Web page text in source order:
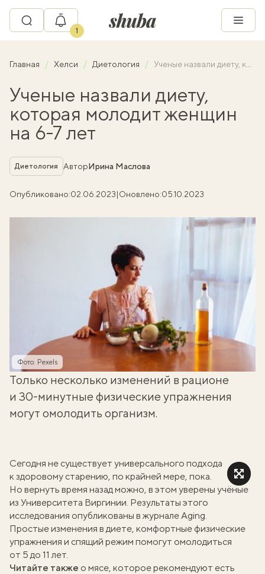
1
Главная Хелси Диетология Ученые назвали диету, которая молодит женщин на 6-7 лет
Ученые назвали диету,
которая молодит женщин
на 6-7 лет
Рубрика
Диетология АвторИрина Маслова
Опубликовано:02.06.2023|Оновлено:05.10.2023
Фото: Pexels
Только несколько изменений в рационе
и 30-минутные физические упражнения
могут омолодить организм.
Сегодня не существует универсального подхода
к здоровому старению, по крайней мере, пока.
Но вернуть время назад можно, в этом уверены учёные
из Университета Виргинии. Результаты этого
исследования опубликованы в журналеAging.
Простые изменения в диете, комфортные физические
упражнения и спящий режим помогут омолодиться
от 5 до 11 лет.
Читайте также о мясе, которое рекомендуют есть